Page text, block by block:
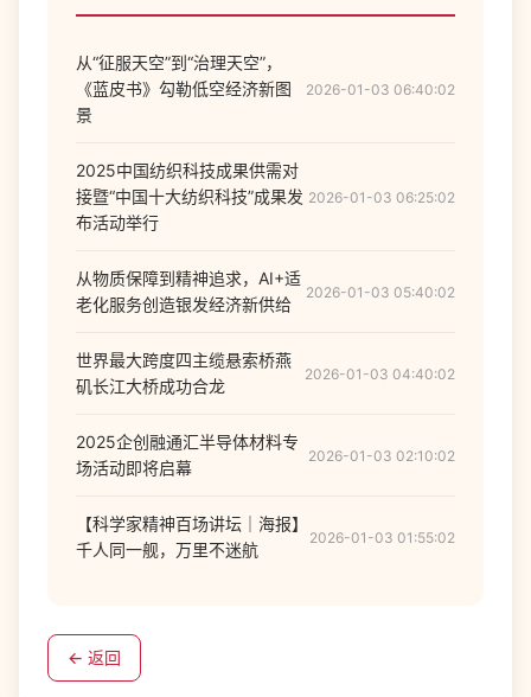
从“征服天空”到“治理天空”，
《蓝皮书》勾勒低空经济新图
景
2026-01-03 06:40:02
2025中国纺织科技成果供需对
接暨“中国十大纺织科技”成果发
布活动举行
2026-01-03 06:25:02
从物质保障到精神追求，AI+适
老化服务创造银发经济新供给
2026-01-03 05:40:02
世界最大跨度四主缆悬索桥燕
矶长江大桥成功合龙
2026-01-03 04:40:02
2025企创融通汇半导体材料专
场活动即将启幕
2026-01-03 02:10:02
【科学家精神百场讲坛｜海报】
千人同一舰，万里不迷航
2026-01-03 01:55:02
← 返回